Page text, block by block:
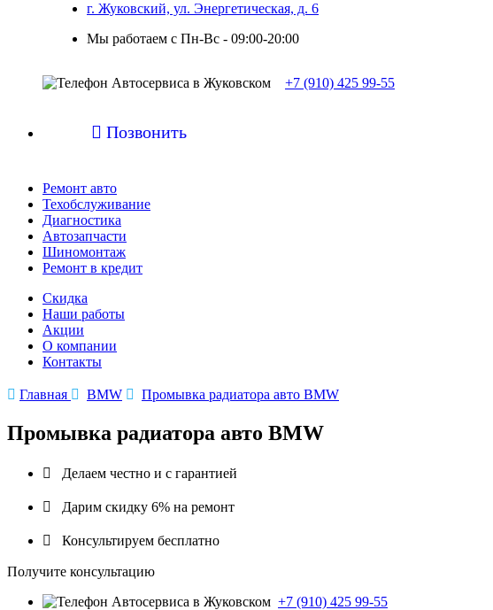
г. Жуковский, ул. Энергетическая, д. 6
Мы работаем с Пн-Вc - 09:00-20:00
+7 (910) 425 99-55
 Позвонить
Ремонт авто
Техобслуживание
Диагностика
Автозапчасти
Шиномонтаж
Ремонт в кредит
Скидка
Наши работы
Акции
О компании
Контакты
 Главная  BMW  Промывка радиатора авто BMW
Промывка радиатора авто BMW
 Делаем честно и с гарантией
 Дарим скидку 6% на ремонт
 Консультируем бесплатно
Получите консультацию
+7 (910) 425 99-55